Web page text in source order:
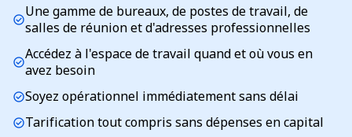
check_circleUne gamme de bureaux, de postes de travail, de
salles de réunion et d'adresses professionnelles
check_circleAccédez à l'espace de travail quand et où vous en
avez besoin
check_circleSoyez opérationnel immédiatement sans délai
check_circleTarification tout compris sans dépenses en capital